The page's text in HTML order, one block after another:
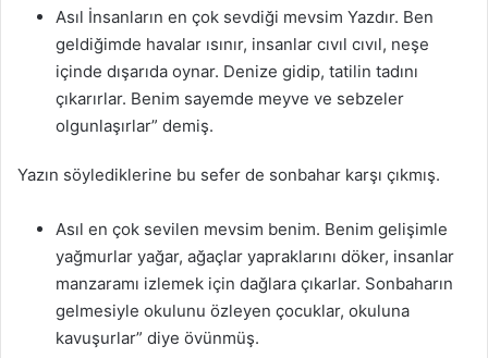
Asıl İnsanların en çok sevdiği mevsim Yazdır. Ben
geldiğimde havalar ısınır, insanlar cıvıl cıvıl, neşe
içinde dışarıda oynar. Denize gidip, tatilin tadını
çıkarırlar. Benim sayemde meyve ve sebzeler
olgunlaşırlar” demiş.
Yazın söylediklerine bu sefer de sonbahar karşı çıkmış.
Asıl en çok sevilen mevsim benim. Benim gelişimle
yağmurlar yağar, ağaçlar yapraklarını döker, insanlar
manzaramı izlemek için dağlara çıkarlar. Sonbaharın
gelmesiyle okulunu özleyen çocuklar, okuluna
kavuşurlar” diye övünmüş.